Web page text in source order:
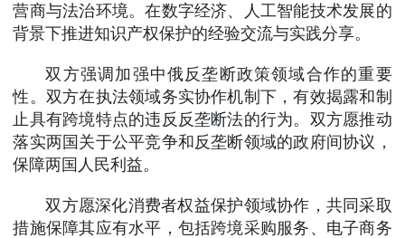
营商与法治环境。在数字经济、人工智能技术发展的
背景下推进知识产权保护的经验交流与实践分享。
双方强调加强中俄反垄断政策领域合作的重要
性。双方在执法领域务实协作机制下，有效揭露和制
止具有跨境特点的违反反垄断法的行为。双方愿推动
落实两国关于公平竞争和反垄断领域的政府间协议，
保障两国人民利益。
双方愿深化消费者权益保护领域协作，共同采取
措施保障其应有水平，包括跨境采购服务、电子商务